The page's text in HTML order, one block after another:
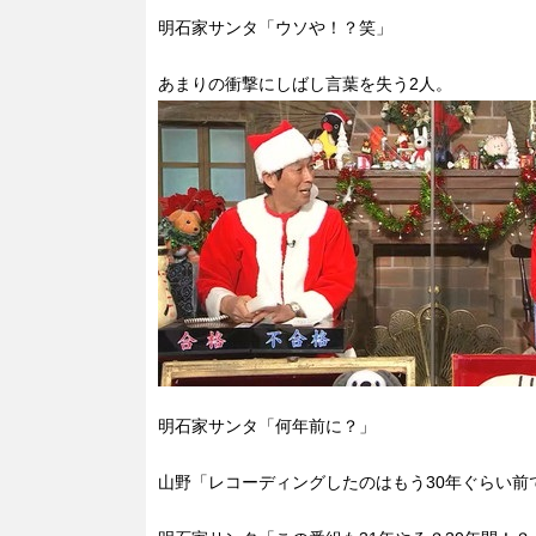
明石家サンタ「ウソや！？笑」
あまりの衝撃にしばし言葉を失う2人。
明石家サンタ「何年前に？」
山野「レコーディングしたのはもう30年ぐらい前